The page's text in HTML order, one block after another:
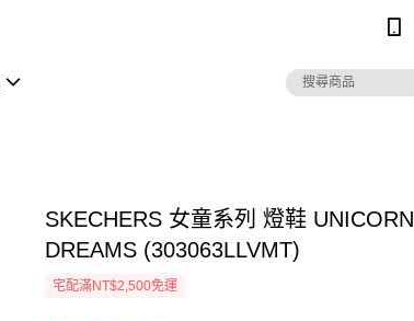
SKECHERS 女童系列 燈鞋 UNICORN
DREAMS (303063LLVMT)
宅配滿NT$2,500免運